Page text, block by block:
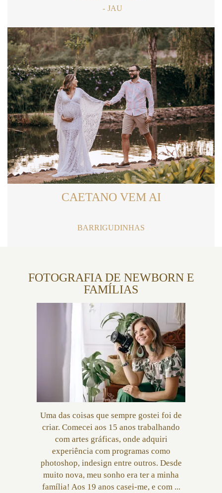
JAU
CAETANO VEM AI
BARRIGUDINHAS
FOTOGRAFIA DE NEWBORN E
FAMÍLIAS
Uma das coisas que sempre gostei foi de
criar. Comecei aos 15 anos trabalhando
com artes gráficas, onde adquiri
experiência com programas como
photoshop, indesign entre outros. Desde
muito nova, meu sonho era ter a minha
família! Aos 19 anos casei-me, e com ...